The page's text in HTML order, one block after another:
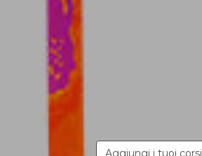
Aggiungi i tuoi corsi